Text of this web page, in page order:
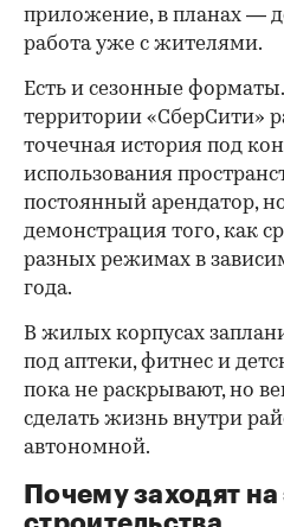
приложение, в планах —
работа уже с жителями.
Есть и сезонные
территории «СберСити»
точечная история под
использования
постоянный арендатор,
демонстрация того, как
разных режимах в
года.
В жилых корпусах
под аптеки, фитнес и
пока не раскрывают, но
сделать жизнь внутри
автономной.
Почему заходят на